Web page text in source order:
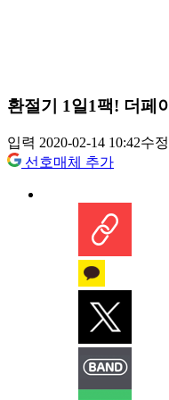
환절기 1일1팩! 더페
입력 2020-02-14 10:42수
선호매체 추가